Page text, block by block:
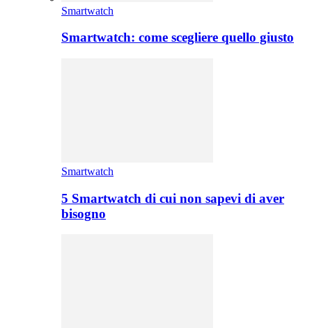
Smartwatch
Smartwatch: come scegliere quello giusto
Smartwatch
5 Smartwatch di cui non sapevi di aver
bisogno